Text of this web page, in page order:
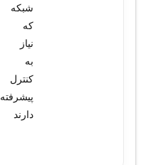
شبکه
که
نیاز
به
کنترل
پیشرفته
دارند